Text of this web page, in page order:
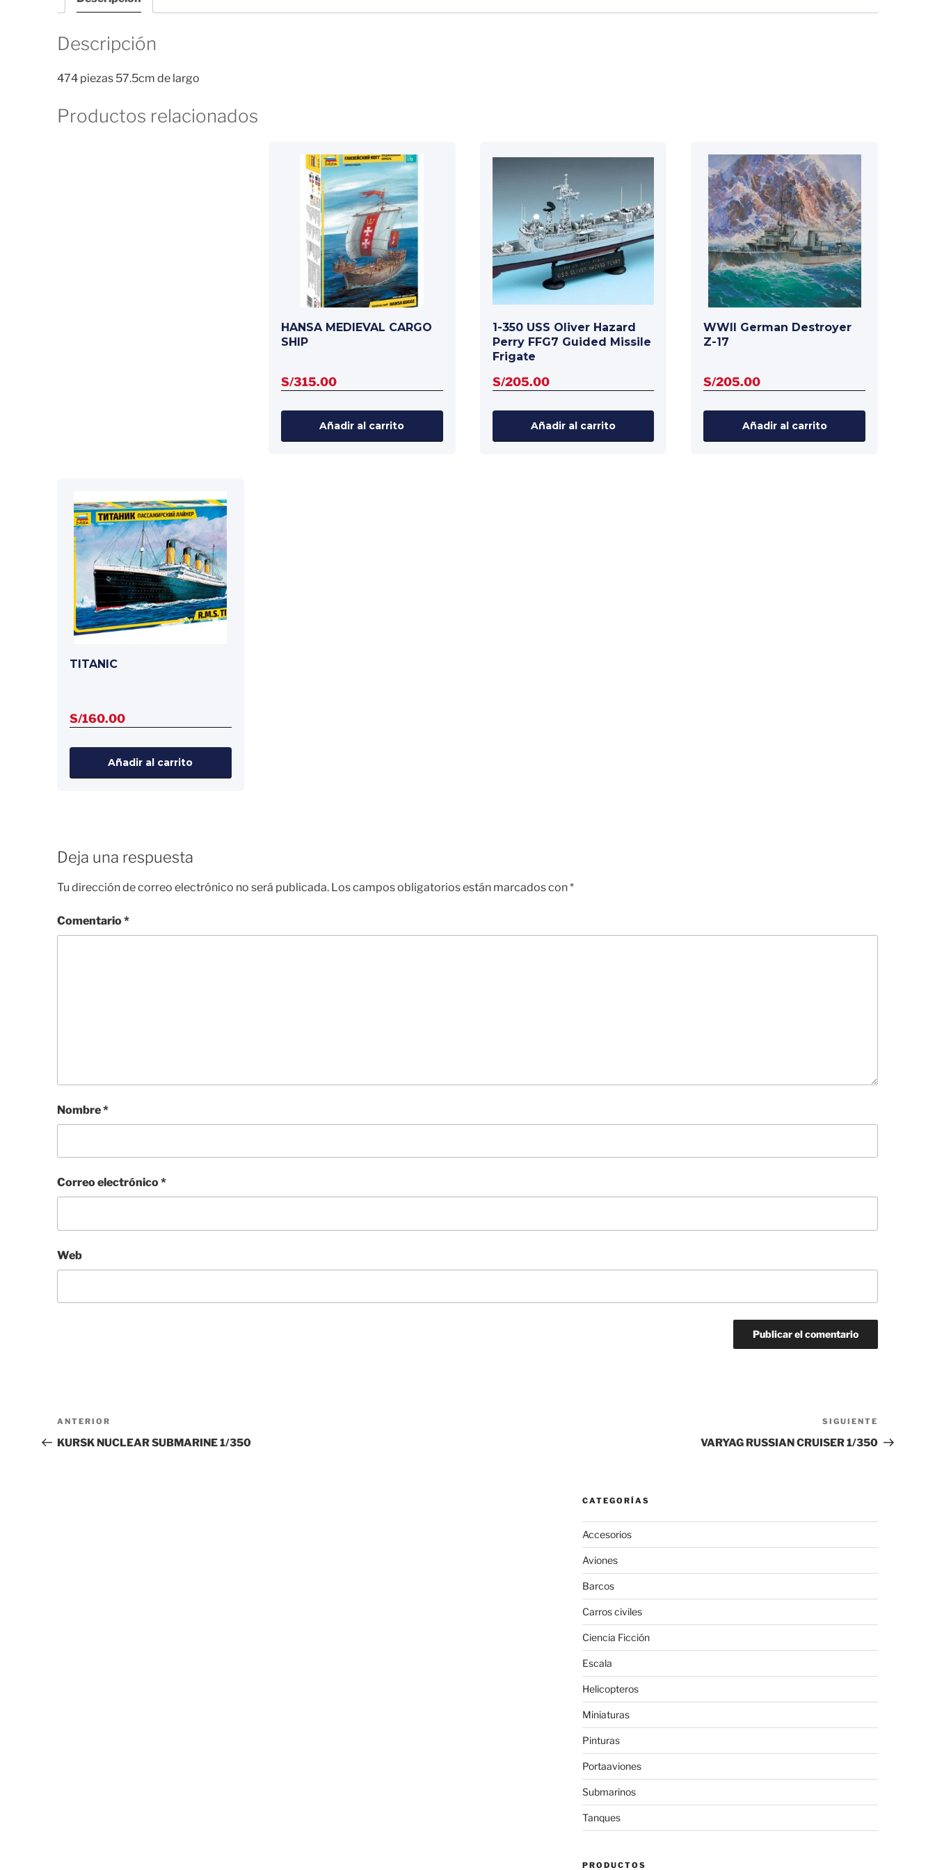
Descripción
474 piezas 57.5cm de largo
Productos relacionados
HANSA MEDIEVAL CARGO
SHIP
S/315.00
Añadir al carrito
1-350 USS Oliver Hazard
Perry FFG7 Guided Missile
Frigate
S/205.00
Añadir al carrito
WWII German Destroyer
Z-17
S/205.00
Añadir al carrito
TITANIC
S/160.00
Añadir al carrito
Deja una respuesta
Tu dirección de correo electrónico no será publicada. Los campos obligatorios están marcados con*
Comentario*
Nombre*
Correo electrónico*
Web
Navegación
de
Entrada
anterior:
ANTERIOR
KURSK NUCLEAR SUBMARINE 1/350
entrada
SIGUIENTE
VARYAG RUSSIAN CRUISER 1/350
CATEGORÍAS
Accesorios
Aviones
Barcos
Carros civiles
Ciencia Ficción
Escala
Helicopteros
Miniaturas
Pinturas
Portaaviones
Submarinos
Tanques
PRODUCTOS